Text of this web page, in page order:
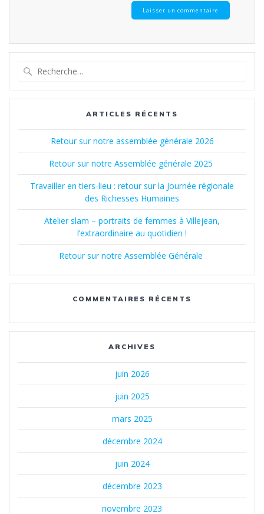
:
ARTICLES RÉCENTS
Retour sur notre assemblée générale 2026
Retour sur notre Assemblée générale 2025
Travailler en tiers-lieu : retour sur la Journée régionale
des Richesses Humaines
Atelier slam – portraits de femmes à Villejean,
l’extraordinaire au quotidien !
Retour sur notre Assemblée Générale
COMMENTAIRES RÉCENTS
ARCHIVES
juin 2026
juin 2025
mars 2025
décembre 2024
juin 2024
décembre 2023
novembre 2023